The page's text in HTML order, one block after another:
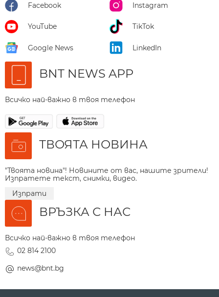
Facebook Instagram
YouTube TikTok
Google News LinkedIn
BNT NEWS APP
Всичко най-важно в твоя телефон
ТВОЯТА НОВИНА
"Твоята новина"! Новините от вас, нашите зрители!
Изпратете текст, снимки, видео.
Изпрати
ВРЪЗКА С НАС
Всичко най-важно в твоя телефон
02 814 2100
news@bnt.bg